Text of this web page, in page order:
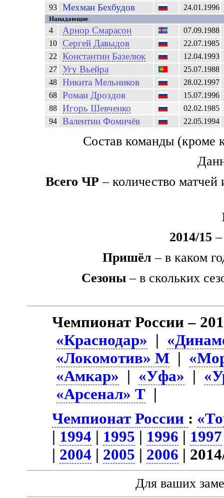
93
Мехман Бехбудов 24.01.1996
Нападающие
4 Арнор Смарасон
07.09.1988
10
Сергей Давыдов
22.07.1985
22
Константин Базелюк
12.04.1993
27
Угу Вьейра
25.07.1988
48
Никита Мельников
28.02.1997
68
Роман Дроздов
15.07.1996
88
Игорь Шевченко
02.02.1985
94
Валентин Фомичёв 22.05.1994
Состав команды (кроме
Всего ЧР – количество
2014/15 –
Пришёл – в каком
Сезоны – в скольких
Чемпионат России –
«Краснодар» |
«Локомотив» М |
«Амкар» | «Уфа» |
«Арсенал» Т |
Чемпионат России :
| 1994 | 1995 | 1996 | 1997
| 2004 | 2005 | 2006 |
Для ваших